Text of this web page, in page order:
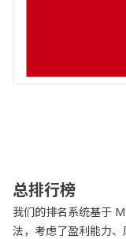
总排行榜
我们的排名系统基于
法，考虑了盈利能力